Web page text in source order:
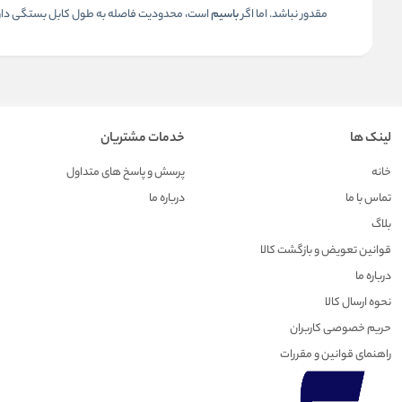
مقدور نباشد. اما اگرباسیماست، محدودیت فاصله به طول کابل بستگی
لینک ها
خانه
تماس با ما
بلاگ
قوانین تعویض و بازگشت کالا
درباره ما
نحوه ارسال کالا
حریم خصوصی کاربران
راهنمای قوانین و مقررات
خدمات مشتریان
پرسش و پاسخ های متداول
درباره ما